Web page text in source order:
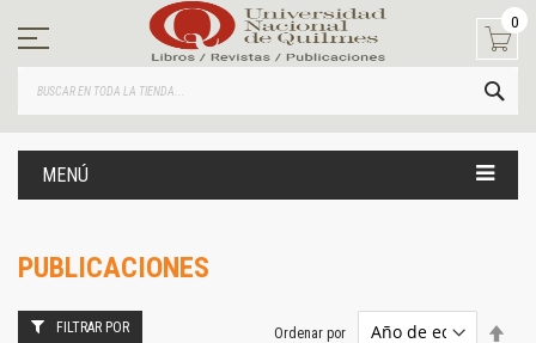
contenido
0
MENÚ
PUBLICACIONES
Ordenar por
FILTRAR POR